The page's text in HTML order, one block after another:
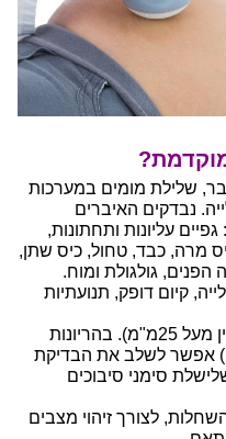
שלילת מומים במערכות
נבדקים האיברים
עליונות ותחתונות,
מרה, כבד, טחול, כיס שתן,
גולגולת ומוח.
קיום דופק, תנועתיות
ניתן לבצע מדידת אורך צוואר הרחם (תקין מעל 25מ"מ). בהריונות
אפשר לשלב את הבדיקת
סימני סיבוכים
לצורך זיהוי מצבים